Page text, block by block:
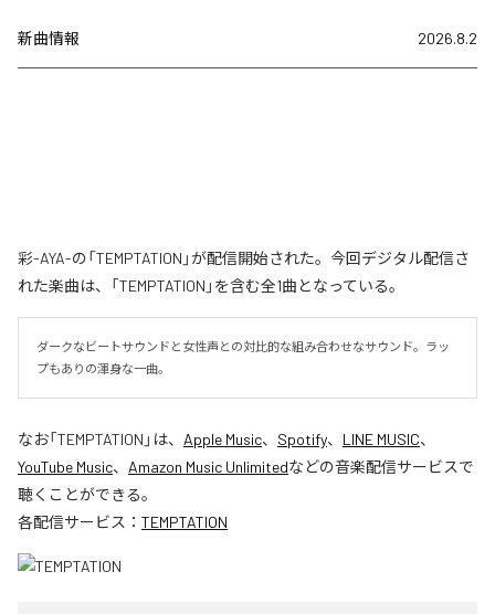
新曲情報 2026.8.2
彩-AYA-の「TEMPTATION」が配信開始された。今回デジタル配信さ
れた楽曲は、「TEMPTATION」を含む全1曲となっている。
ダークなビートサウンドと女性声との対比的な組み合わせなサウンド。ラッ
プもありの渾身な一曲。
なお「TEMPTATION 」は、 Apple Music、 Spotify、 LINE MUSIC、
YouTube Music、 Amazon Music Unlimitedなどの音楽配信サービスで
聴くことができる。
各配信サービス： TEMPTATION